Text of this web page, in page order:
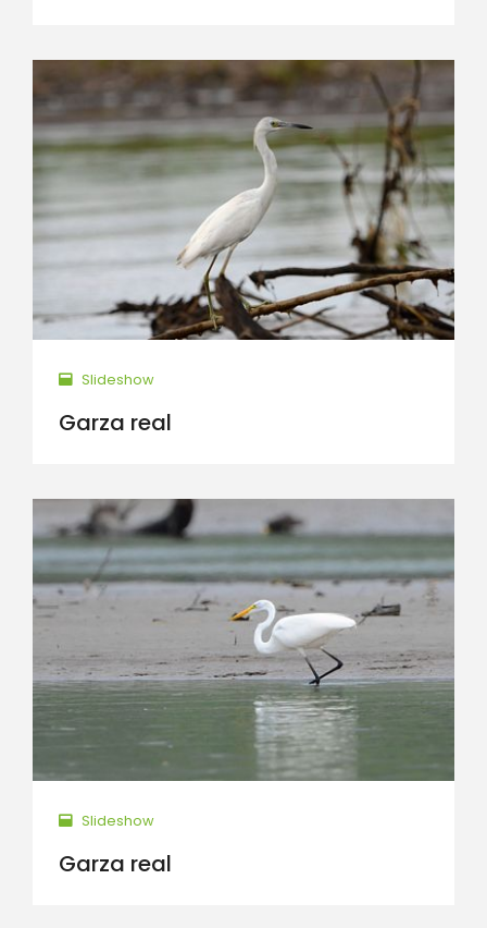
Slideshow
Garza real
Slideshow
Garza real